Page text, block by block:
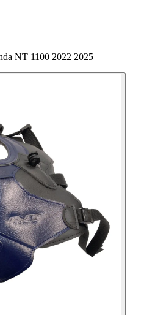
NT 1100 2022 2025